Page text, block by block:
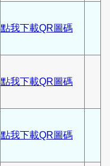
點我下載QR圖碼
點我下載QR圖碼
點我下載QR圖碼